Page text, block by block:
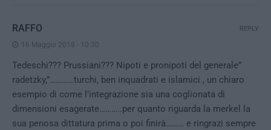
RAFFO
16 Maggio 2018 - 10:30
Tedeschi??? Prussiani??? Nipoti e pronipoti del generale”
radetzky,”…………turchi, ben inquadrati e islamici , un chiaro
esempio di come l’integrazione sia una coglionata di
dimensioni esagerate………..per quanto riguarda la merkel la
sua penosa dittatura prima o poi finirà……… e ringrazi sempre
REPLY